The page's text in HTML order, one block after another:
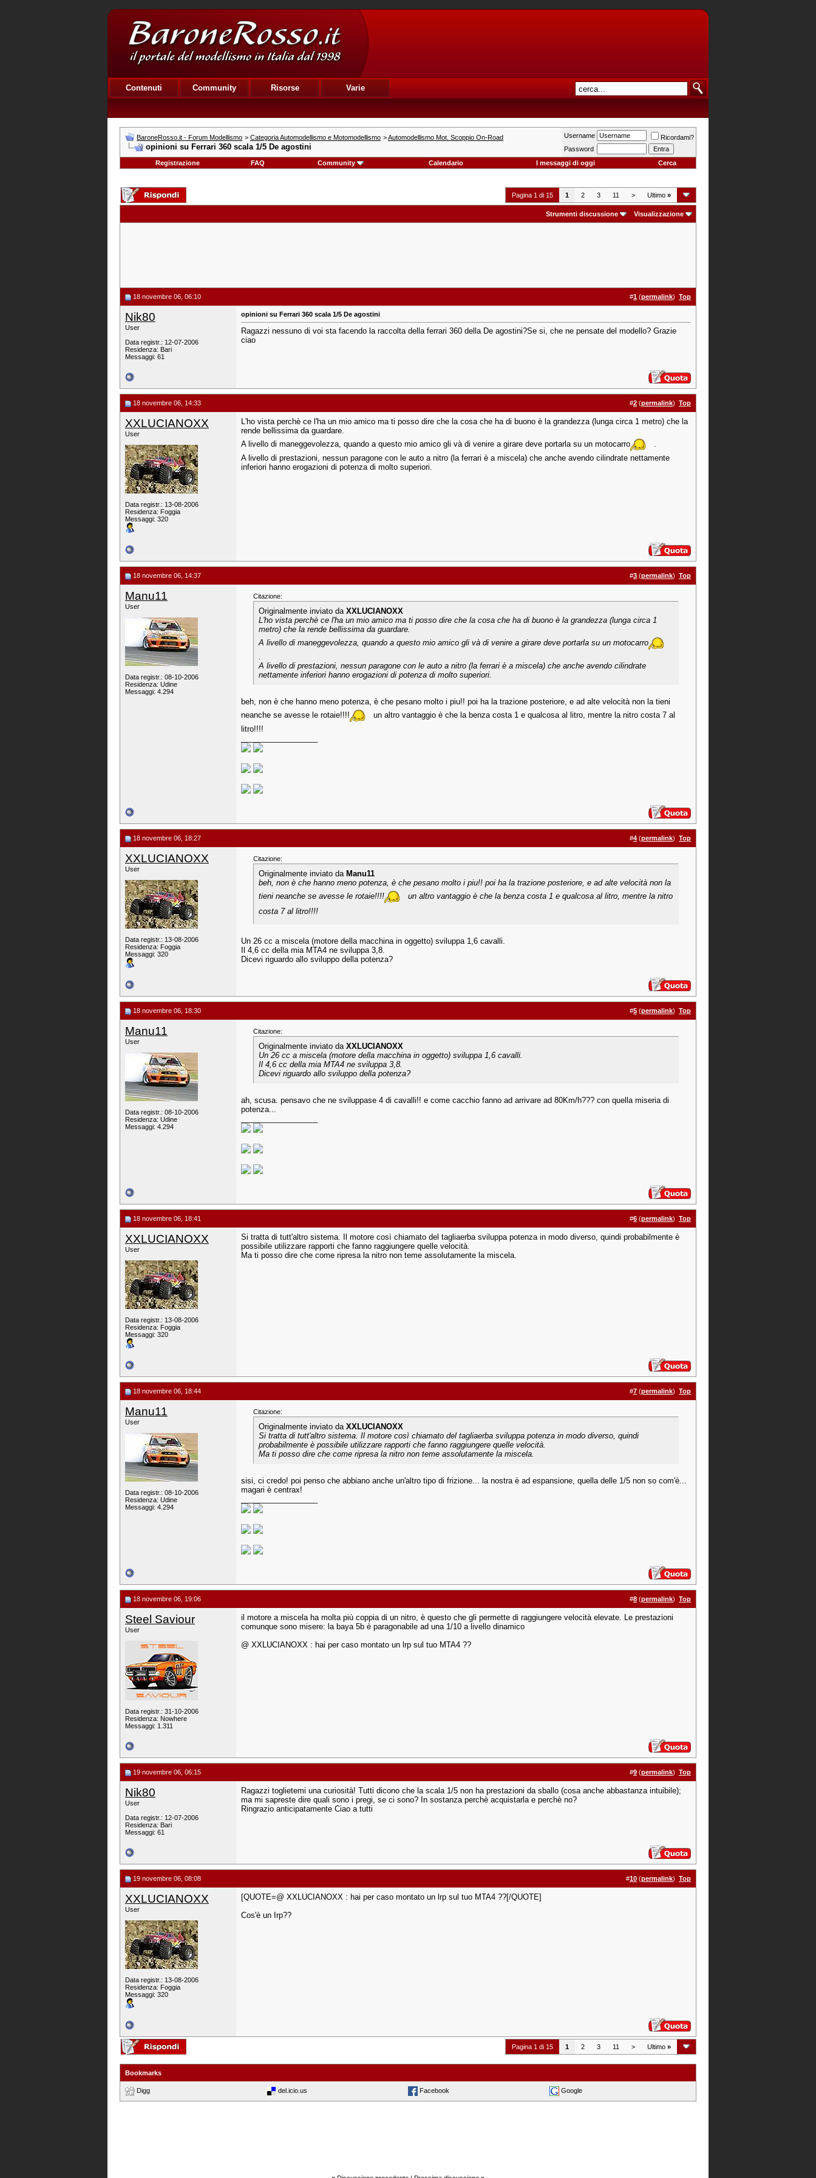
Contenuti Community Risorse Varie
BaroneRosso.it - Forum Modellismo > Categoria Automodellismo e Motomodellismo >Automodellismo Mot. Scoppio On-Road
opinioni su Ferrari 360 scala 1/5 De agostini
Username
Ricordami?
Password
Registrazione
FAQ Community Calendario I messaggi di oggi Cerca
Pagina 1 di 15 1 2 3 11 > Ultimo »
Strumenti discussione Visualizzazione
18 novembre 06, 06:10 #1 (permalink) Top
Nik80
User
Data registr.: 12-07-2006
Residenza: Bari
Messaggi: 61
opinioni su Ferrari 360 scala 1/5 De agostini
Ragazzi nessuno di voi sta facendo la raccolta della ferrari 360 della De agostini?Se si, che ne pensate del modello? Grazie
ciao
18 novembre 06, 14:33 #2 (permalink) Top
XXLUCIANOXX
User
Data registr.: 13-08-2006
Residenza: Foggia
Messaggi: 320
L'ho vista perchè ce l'ha un mio amico ma ti posso dire che la cosa che ha di buono è la grandezza (lunga circa 1 metro) che la
rende bellissima da guardare.
A livello di maneggevolezza, quando a questo mio amico gli và di venire a girare deve portarla su un motocarro
A livello di prestazioni, nessun paragone con le auto a nitro (la ferrari è a miscela) che anche avendo cilindrate nettamente
inferiori hanno erogazioni di potenza di molto superiori.
18 novembre 06, 14:37 #3 (permalink) Top
Manu11
User
Data registr.: 08-10-2006
Residenza: Udine
Messaggi: 4.294
Citazione:
Originalmente inviato da XXLUCIANOXX
L'ho vista perchè ce l'ha un mio amico ma ti posso dire che la cosa che ha di buono è la grandezza (lunga circa 1
metro) che la rende bellissima da guardare.
A livello di maneggevolezza, quando a questo mio amico gli và di venire a girare deve portarla su un motocarro
.
A livello di prestazioni, nessun paragone con le auto a nitro (la ferrari è a miscela) che anche avendo cilindrate
nettamente inferiori hanno erogazioni di potenza di molto superiori.
beh, non è che hanno meno potenza, è che pesano molto i piu!! poi ha la trazione posteriore, e ad alte velocità non la tieni
neanche se avesse le rotaie!!!!
un altro vantaggio è che la benza costa 1 e qualcosa al litro, mentre la nitro costa 7 al
litro!!!!
18 novembre 06, 18:27 #4 (permalink) Top
XXLUCIANOXX
User
Data registr.: 13-08-2006
Residenza: Foggia
Messaggi: 320
Citazione:
Originalmente inviato da Manu11
beh, non è che hanno meno potenza, è che pesano molto i piu!! poi ha la trazione posteriore, e ad alte velocità non la
tieni neanche se avesse le rotaie!!!!
un altro vantaggio è che la benza costa 1 e qualcosa al litro, mentre la nitro
costa 7 al litro!!!!
Un 26 cc a miscela (motore della macchina in oggetto) sviluppa 1,6 cavalli.
Il 4,6 cc della mia MTA4 ne sviluppa 3,8.
Dicevi riguardo allo sviluppo della potenza?
18 novembre 06, 18:30 #5 (permalink) Top
Manu11
User
Data registr.: 08-10-2006
Residenza: Udine
Messaggi: 4.294
Citazione:
Originalmente inviato da XXLUCIANOXX
Un 26 cc a miscela (motore della macchina in oggetto) sviluppa 1,6 cavalli.
Il 4,6 cc della mia MTA4 ne sviluppa 3,8.
Dicevi riguardo allo sviluppo della potenza?
ah, scusa. pensavo che ne sviluppase 4 di cavalli!! e come cacchio fanno ad arrivare ad 80Km/h??? con quella miseria di
potenza...
18 novembre 06, 18:41 #6 (permalink) Top
XXLUCIANOXX
User
Data registr.: 13-08-2006
Residenza: Foggia
Messaggi: 320
Si tratta di tutt'altro sistema. Il motore così chiamato del tagliaerba sviluppa potenza in modo diverso, quindi probabilmente è
possibile utilizzare rapporti che fanno raggiungere quelle velocità.
Ma ti posso dire che come ripresa la nitro non teme assolutamente la miscela.
18 novembre 06, 18:44 #7 (permalink) Top
Manu11
User
Data registr.: 08-10-2006
Residenza: Udine
Messaggi: 4.294
Citazione:
Originalmente inviato da XXLUCIANOXX
Si tratta di tutt'altro sistema. Il motore così chiamato del tagliaerba sviluppa potenza in modo diverso, quindi
probabilmente è possibile utilizzare rapporti che fanno raggiungere quelle velocità.
Ma ti posso dire che come ripresa la nitro non teme assolutamente la miscela.
sisi, ci credo! poi penso che abbiano anche un'altro tipo di frizione... la nostra è ad espansione, quella delle 1/5 non so com'è...
magari è centrax!
18 novembre 06, 19:06 #8 (permalink) Top
Steel Saviour
User
Data registr.: 31-10-2006
Residenza: Nowhere
Messaggi: 1.311
il motore a miscela ha molta più coppia di un nitro, è questo che gli permette di raggiungere velocità elevate. Le prestazioni
comunque sono misere: la baya 5b è paragonabile ad una 1/10 a livello dinamico
@ XXLUCIANOXX : hai per caso montato un lrp sul tuo MTA4 ??
19 novembre 06, 06:15 #9 (permalink) Top
Nik80
User
Data registr.: 12-07-2006
Residenza: Bari
Messaggi: 61
Ragazzi toglietemi una curiosità! Tutti dicono che la scala 1/5 non ha prestazioni da sballo (cosa anche abbastanza intuibile);
ma mi sapreste dire quali sono i pregi, se ci sono? In sostanza perchè acquistarla e perchè no?
Ringrazio anticipatamente Ciao a tutti
19 novembre 06, 08:08 #10 (permalink) Top
XXLUCIANOXX
User
Data registr.: 13-08-2006
Residenza: Foggia
Messaggi: 320
[QUOTE=@ XXLUCIANOXX : hai per caso montato un lrp sul tuo MTA4 ??[/QUOTE]
Cos'è un Irp??
Pagina 1 di 15 1 2 3 11 > Ultimo »
Bookmarks
Digg del.icio.us Facebook Google